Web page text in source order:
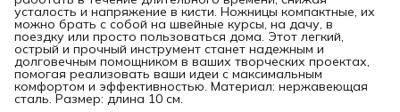
усталость и напряжение в кисти. Ножницы компактные, их
можно брать с собой на швейные курсы, на дачу, в
поездку или просто пользоваться дома. Этот легкий,
острый и прочный инструмент станет надежным и
долговечным помощником в ваших творческих проектах,
помогая реализовать ваши идеи с максимальным
комфортом и эффективностью. Материал: нержавеющая
сталь. Размер: длина 10 см.